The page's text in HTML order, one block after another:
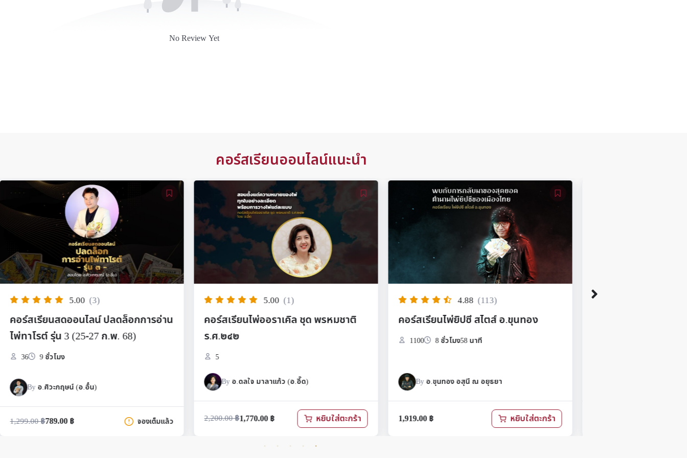
No Review Yet
คอร์สเรียนออนไลน์แนะนำ
5.00 (1)
คอร์สเรียนไพ่ออราเคิล ชุด พรหมชาติ
ร.ศ.๒๔๒
5
อ.ดลใจ มาลาแก้ว (อ.อี๊ด)
2,200.00฿1,770.00 หยิบใส่ตะกร้า
4.88 (113)
คอร์สเรียนไพ่ยิปซี สไตส์ อ.ขุนทอง
1100
Byอ.ขุนทอง อสุนี ณ อยุธยา
1,919.00฿ หยิบใส่ตะกร้า
5.00 (31)
คอร์สเรียนคัมภีร์มหาสัตตเลข โดย
อ.ธนกร สินเกษม
Byสหชัย
789.00฿ หยิบใส่ตะกร้า